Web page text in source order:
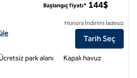
Germantown için otel ayrıntılarını
Başlangıç fiyatı* 144$
Honors İndirimi İadesiz
Tarih Seç
park alanı
Kapalı havuz